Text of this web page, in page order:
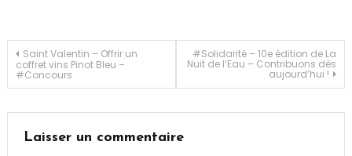
Navigation
de
l’article
Saint Valentin – Offrir un
coffret vins Pinot Bleu –
#Concours
#Solidarité – 10e édition de La
Nuit de l’Eau – Contribuons dès
aujourd’hui !
Laisser un commentaire